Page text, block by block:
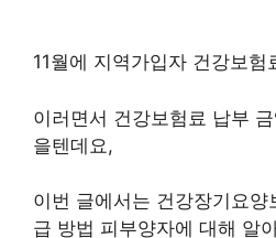
11월에 지역가입자 건강보험
이러면서 건강보험료 납부
을텐데요,
이번 글에서는 건강장기요
급 방법 피부양자에 대해 알